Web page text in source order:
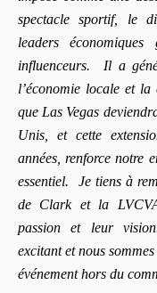
spectacle sportif, le
leaders
influenceurs. Il a
l’économie locale et
que Las Vegas
Unis, et cette
années, renforce notre
essentiel. Je tiens à
de Clark et la
passion et leur
excitant et nous
événement hors du